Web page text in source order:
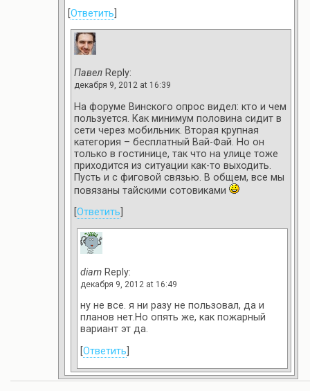
Ответить
Павел Reply:
декабря 9, 2012 at 16:39
На форуме Винского опрос видел: кто и чем
пользуется. Как минимум половина сидит в
сети через мобильник. Вторая крупная
категория – бесплатный Вай-Фай. Но он
только в гостинице, так что на улице тоже
приходится из ситуации как-то выходить.
Пусть и с фиговой связью. В общем, все мы
повязаны тайскими сотовиками
Ответить
diam Reply:
декабря 9, 2012 at 16:49
ну не все. я ни разу не пользовал, да и
планов нет.Но опять же, как пожарный
вариант эт да.
Ответить